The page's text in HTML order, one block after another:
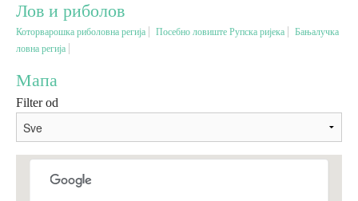
Гастрономија
Лов и риболов
Сеоски туризам
Омладински туризам
Лов и риболов
Которварошка риболовна регија Посебно ловиште Рупска ријека
Бањалучка
ловна регија
Мапа
Filter od